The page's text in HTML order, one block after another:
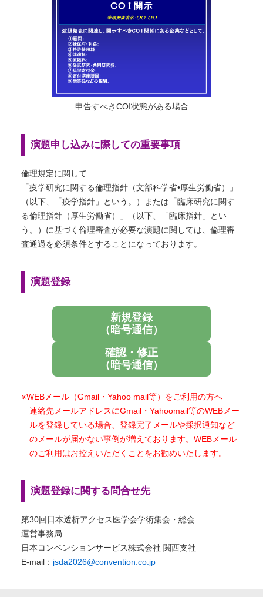
申告すべきCOI状態がある場合
演題申し込みに際しての重要事項
倫理規定に関して
「疫学研究に関する倫理指針（文部科学省•厚生労働省）」
（以下、「疫学指針」という。）または「臨床研究に関す
る倫理指針（厚生労働省）」（以下、「臨床指針」とい
う。）に基づく倫理審査が必要な演題に関しては、倫理審
査通過を必須条件とすることになっております。
演題登録
新規登録
（暗号通信）
確認・修正
（暗号通信）
※WEBメール（Gmail・Yahoo mail等）をご利用の方へ
連絡先メールアドレスにGmail・Yahoomail等のWEBメー
ルを登録している場合、登録完了メールや採択通知など
のメールが届かない事例が増えております。WEBメール
のご利用はお控えいただくことをお勧めいたします。
演題登録に関する問合せ先
第30回日本透析アクセス医学会学術集会・総会
運営事務局
日本コンベンションサービス株式会社 関西支社
E-mail： jsda2026@convention.co.jp